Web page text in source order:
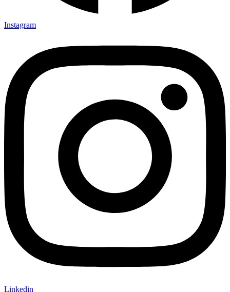
Instagram
Linkedin